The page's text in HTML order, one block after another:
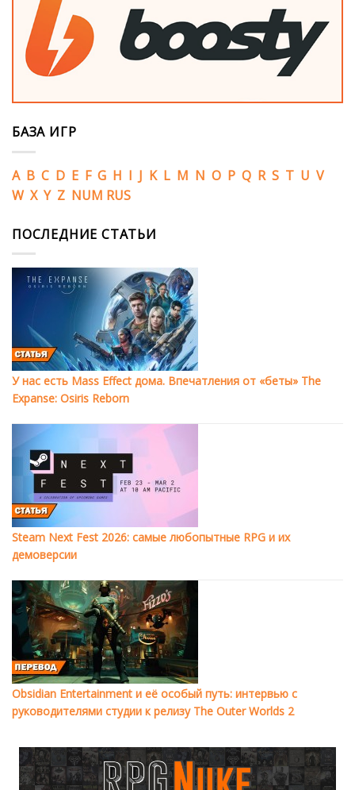
БАЗА ИГР
A B C D E F G H I J K L M N O P Q R S T U V
W X Y Z NUM RUS
ПОСЛЕДНИЕ СТАТЬИ
У нас есть Mass Effect дома. Впечатления от «беты» The
Expanse: Osiris Reborn
Steam Next Fest 2026: самые любопытные RPG и их
демоверсии
Obsidian Entertainment и её особый путь: интервью с
руководителями студии к релизу The Outer Worlds 2